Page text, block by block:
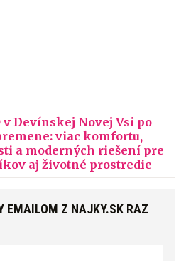
v Devínskej Novej Vsi po
viac komfortu,
a moderných riešení pre
aj životné prostredie
EMAILOM Z NAJKY.SK RAZ